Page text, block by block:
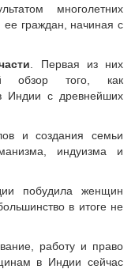
многолетних
граждан, начиная с
. Первая из них
обзор того, как
Индии с древнейших
и создания семьи
индуизма и
побудила женщин
в итоге не
работу и право
в Индии сейчас